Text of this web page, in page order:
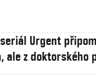
Urgent
ale z doktorského